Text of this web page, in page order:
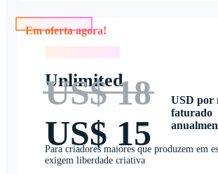
Unlimited
US$ 18
US$ 15
USD por
faturado
Para criadores maiores que produzem em
exigem liberdade criativa